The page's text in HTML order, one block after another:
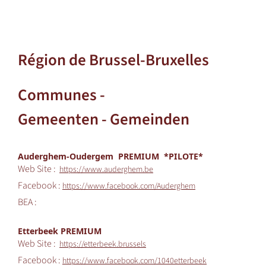
Région de Brussel-Bruxelles
Communes -
Gemeenten - Gemeinden
Auderghem-Oudergem PREMIUM *PILOTE*
Web Site : https://www.auderghem.be
Facebook :https://www.facebook.com/Auderghem
BEA :
Etterbeek PREMIUM
Web Site : https://etterbeek.brussels
Facebook :https://www.facebook.com/1040etterbeek